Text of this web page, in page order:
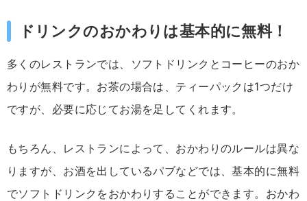
ドリンクのおかわりは基本的に無料！
多くのレストランでは、ソフトドリンクとコーヒーのおか
わりが無料です。お茶の場合は、ティーパックは1つだけ
ですが、必要に応じてお湯を足してくれます。
もちろん、レストランによって、おかわりのルールは異な
りますが、お酒を出しているパブなどでは、基本的に無料
でソフトドリンクをおかわりすることができます。おかわ